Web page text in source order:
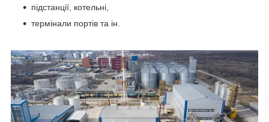
підстанції, котельні,
термінали портів та ін.